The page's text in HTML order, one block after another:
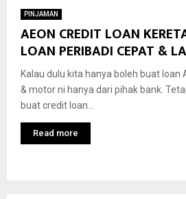
PINJAMAN
AEON CREDIT LOAN
LOAN PERIBADI CEPAT &
Kalau dulu kita hanya boleh buat loan
& motor ni hanya dari pihak bank.
buat credit loan...
Read more